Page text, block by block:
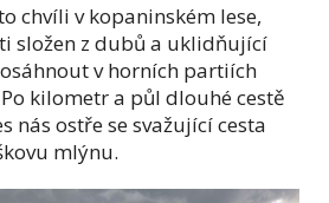
chvíli v kopaninském lese,
složen z dubů a uklidňující
v horních partiích
kilometr a půl dlouhé cestě
nás ostře se svažující cesta
mlýnu.